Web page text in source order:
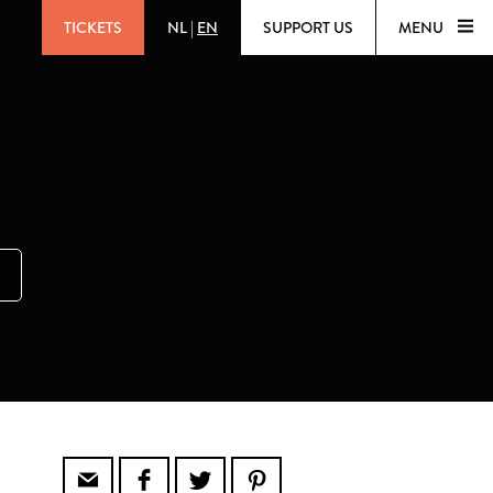
TICKETS NL | EN SUPPORT US MENU